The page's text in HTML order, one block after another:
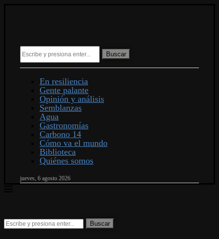
Buscar
En resiliencia
Gente palante
Opinión y análisis
Semblanzas
Agua
Gastronomías
Carbono 14
Cómo va el mundo
Biblioteca
Quiénes somos
jueves, 6 agosto 2026